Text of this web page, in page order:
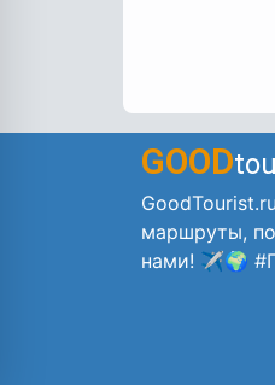
GOOD
маршруты,
нами! ✈️🌍